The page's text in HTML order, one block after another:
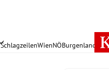
SchlagzeilenWienNÖBurgenland